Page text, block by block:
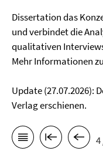
Dissertation das
und verbindet die
qualitativen
Mehr Informationen
Update (27.07.2026):
Verlag erschienen.
4